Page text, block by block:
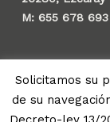
M: 655 678 693
© 2026 Gauzak.
Solicitamos su
de su